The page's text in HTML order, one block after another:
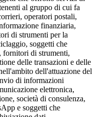
al gruppo di cui fa
operatori postali,
finanziaria,
di strumenti per la
soggetti che
fornitori di strumenti,
delle transazioni e delle
dell'attuazione del
di informazioni
elettronica,
società di consulenza,
e soggetti che